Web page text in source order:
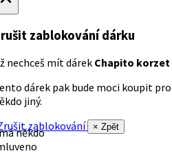
zablokování dárku
nechceš mít dárek Chapito korzet
dárek pak bude moci koupit pro
jiný.
zablokování
× Zpět
někdo